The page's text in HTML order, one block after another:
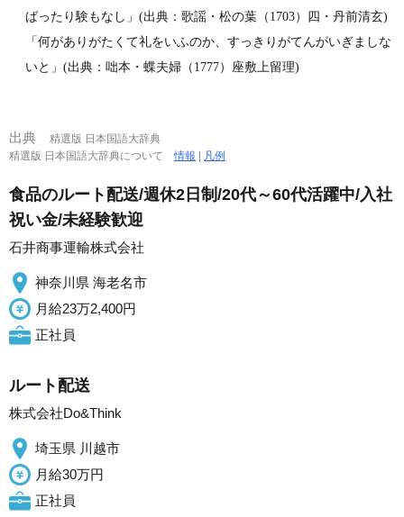
ばったり験もなし」(出典：歌謡・松の葉（1703）四・丹前清玄)
「何がありがたくて礼をいふのか、すっきりがてんがいぎましな
いと」(出典：咄本・蝶夫婦（1777）座敷上留理)
出典
精選版 日本国語大辞典
精選版 日本国語大辞典について情報 凡例
食品のルート配送/週休2日制/20代～60代活躍中/入社
祝い金/未経験歓迎
石井商事運輸株式会社
神奈川県 海老名市
月給23万2,400円
正社員
ルート配送
株式会社Do&Think
埼玉県 川越市
月給30万円
正社員